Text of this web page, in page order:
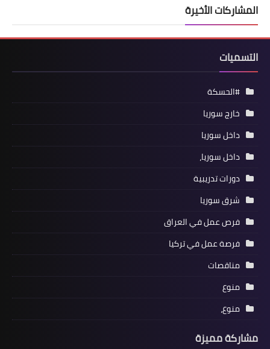
المشاركات الأخيرة
التسميات
#الحسكة
خارج سوريا
داخل سوريا
داخل سوريا،
دورات تدريبية
شرق سوريا
فرص عمل في العراق
فرصة عمل في تركيا
مناقصات
منوع
منوع،
مشاركة مميزة